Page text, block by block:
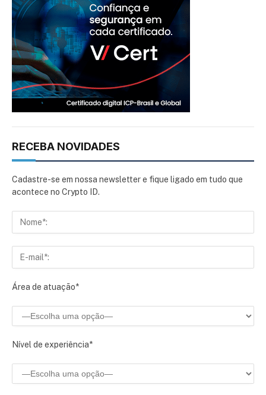
RECEBA NOVIDADES
Cadastre-se em nossa newsletter e fique ligado em tudo que
acontece no Crypto ID.
Área de atuação*
Nível de experiência*